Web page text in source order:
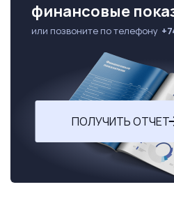
финансовые
или позвоните по телефону
ПОЛУЧИТЬ ОТЧЕТ